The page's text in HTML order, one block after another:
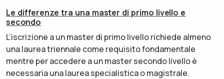
Le differenze tra una master di primo livello e
secondo
L’iscrizione a un master di primo livello richiede almeno
una laurea triennale come requisito fondamentale
mentre per accedere a un master secondo livello è
necessaria una laurea specialistica o magistrale.